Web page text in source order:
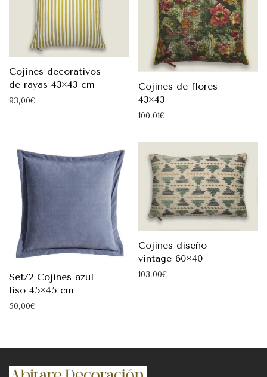
Cojines decorativos
de rayas 43×43 cm
93,00€
Cojines de flores
43×43
100,01€
Set/2 Cojines azul
liso 45×45 cm
50,00€
Cojines diseño
vintage 60×40
103,00€